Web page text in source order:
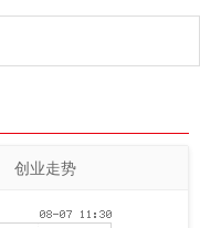
创业走势